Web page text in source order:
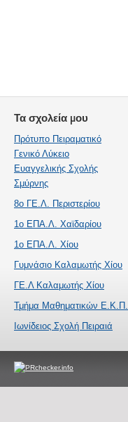
Τα σχολεία μου
Πρότυπο Πειραματικό
Γενικό Λύκειο
Ευαγγελικής Σχολής
Σμύρνης
8ο ΓΕ.Λ. Περιστερίου
1ο ΕΠΑ.Λ. Χαϊδαρίου
1ο ΕΠΑ.Λ. Χίου
Γυμνάσιο Καλαμωτής Χίου
ΓΕ.Λ Καλαμωτής Χίου
Τμήμα Μαθηματικών
Ιωνίδειος Σχολή Πειραιά